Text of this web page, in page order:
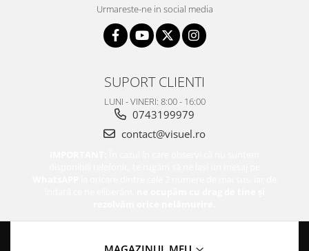
Urmareste-ne in social media
SUPORT CLIENTI
LUNI - VINERI: 8:00 - 16:00
0743199979
contact@visuel.ro